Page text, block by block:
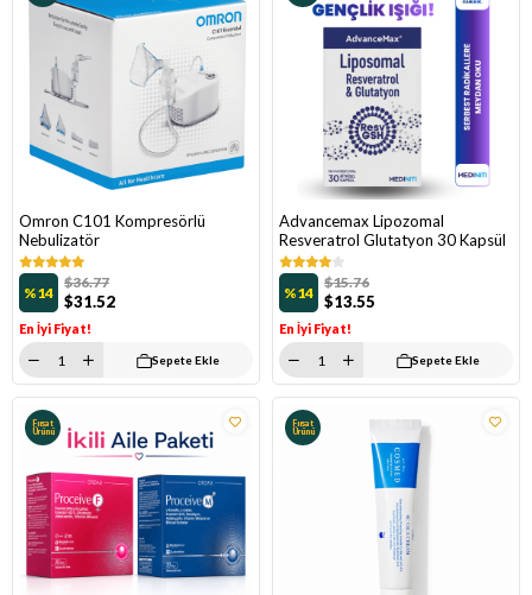
Omron C101 Kompresörlü
Nebulizatör
%14 $31.52
$36.77
En İyi Fiyat!
Sepete Ekle
Advancemax Lipozomal
Resveratrol Glutatyon 30 Kapsül
%14 $13.55
$15.76
En İyi Fiyat!
Sepete Ekle
Fırsat
Ürünü
Fırsat
Ürünü